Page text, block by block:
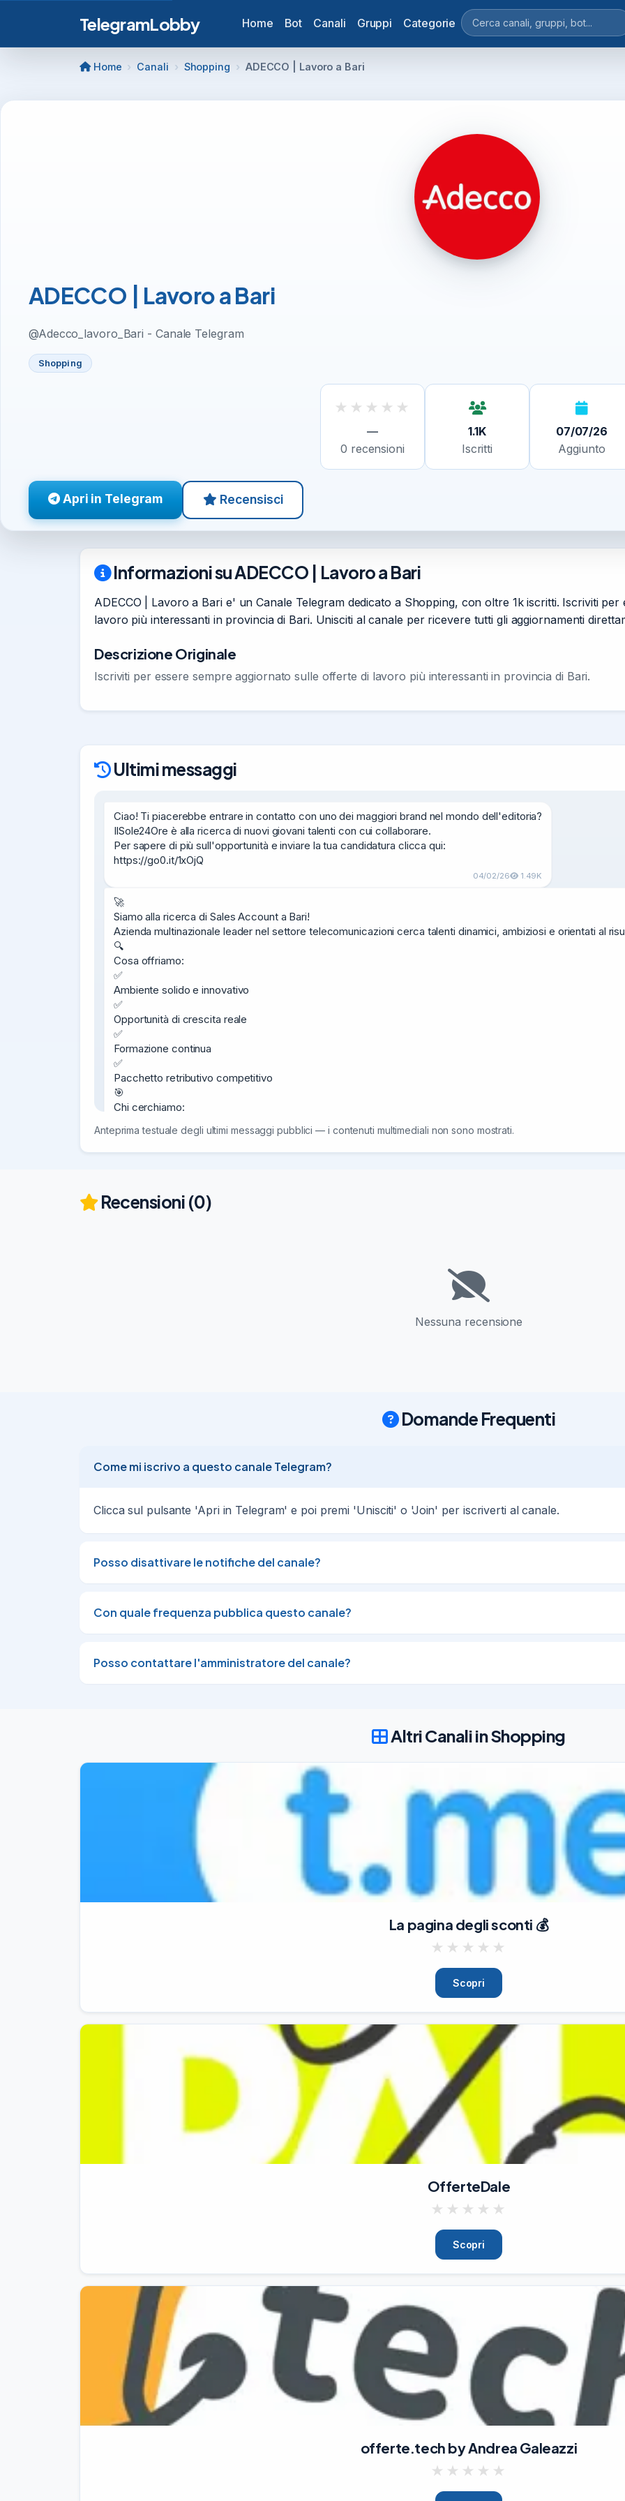
TelegramLobby Home Bot Canali Gruppi Categorie
Home Canali Shopping ADECCO | Lavoro a Bari
ADECCO | Lavoro a Bari
@Adecco_lavoro_Bari - Canale Telegram
Shopping
★ ★ ★ ★ ★
—
0 recensioni
1.1K
Iscritti
07/07/26
Aggiunto
Apri in Telegram Recensisci
Informazioni su ADECCO | Lavoro a Bari
ADECCO | Lavoro a Bari e' un Canale Telegram dedicato a Shopping, con oltre 1k iscritti. Iscriviti
lavoro più interessanti in provincia di Bari. Unisciti al canale per ricevere tutti gli aggiornamenti
Descrizione Originale
Iscriviti per essere sempre aggiornato sulle offerte di lavoro più interessanti in provincia di Bari.
Ultimi messaggi
Ciao! Ti piacerebbe entrare in contatto con uno dei maggiori brand nel mondo dell'editoria?
IlSole24Ore è alla ricerca di nuovi giovani talenti con cui collaborare.
Per sapere di più sull'opportunità e inviare la tua candidatura clicca qui:
https://go0.it/1xOjQ
04/02/26 1.49K
🚀
Siamo alla ricerca di Sales Account a Bari!
Azienda multinazionale leader nel settore telecomunicazioni cerca talenti dinamici, ambiziosi e orientati al
🔍
Cosa offriamo:
✅
Ambiente solido e innovativo
✅
Opportunità di crescita reale
✅
Formazione continua
✅
Pacchetto retributivo competitivo
🎯
Chi cerchiamo:
per la guida di mezzi pesanti coinvolti nella realizzazione di infrastrutture sotterranee di rete.
Se vuoi avere maggiori dettagli e procedere con la tua candidatura, segui il link :
opportunità a bari: cerchiamo 2 risorse come Addetto/a Customer Relations per multinazionale svedese:
gestione reclami e cassa. Per maggiori dettagli e procedere alla candidatura, consulta il link :
Corso gratuito saldatura alluminio con opportunità in Alstom, provincia di Cuneo. Iscriviti al seguente link :
interessa candidati tramite questo link
Formazione a Lecce come Saldatore a Filo continuo. Per informazioni consulta il link :
https://go0.it/pLX6O
Anteprima testuale degli ultimi messaggi pubblici — i contenuti multimediali non sono mostrati.
Recensioni (0)
Nessuna recensione
Domande Frequenti
Come mi iscrivo a questo canale Telegram?
Clicca sul pulsante 'Apri in Telegram' e poi premi 'Unisciti' o 'Join' per iscriverti al canale.
Posso disattivare le notifiche del canale?
Con quale frequenza pubblica questo canale?
Posso contattare l'amministratore del canale?
Altri Canali in Shopping
La pagina degli sconti 💰
★ ★ ★ ★ ★
Scopri
OfferteDale
★ ★ ★ ★ ★
Scopri
offerte.tech by Andrea Galeazzi
★ ★ ★ ★ ★